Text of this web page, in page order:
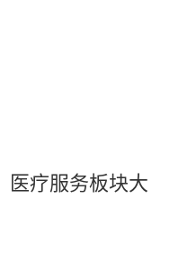
医疗服务板块大